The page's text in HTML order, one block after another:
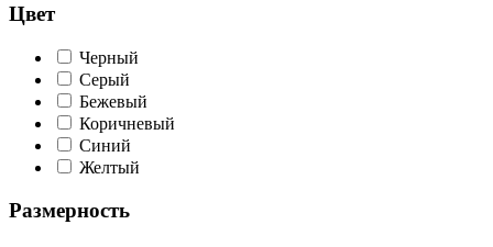
Цвет
Черный
Серый
Бежевый
Коричневый
Синий
Желтый
Размерность